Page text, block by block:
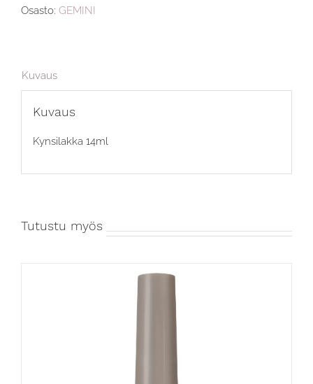
Osasto: GEMINI
Kuvaus
Kuvaus
Kynsilakka 14ml
Tutustu myös